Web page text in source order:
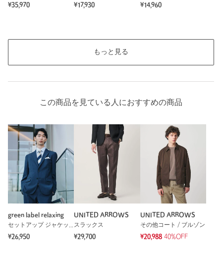
¥35,970
¥17,930
¥14,960
もっと見る
この商品を見ている人におすすめの商品
green label relaxing
セットアップ ジャケット
¥26,950
UNITED ARROWS
スラックス
¥29,700
UNITED ARROWS
その他コート / ブルゾン
¥20,988 40%OFF